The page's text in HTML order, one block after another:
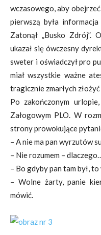
wczasowego, aby
pierwszą była
Zatonął „Busko Zdrój”.
ukazał się ówczesny
sweter i oświadczył pro
miał wszystkie ważne
tragicznie zmarłych
Po zakończonym
Załogowym PLO. W
strony prowokujące
– A nie ma pan wyrzutów
– Nie rozumem –
– Bo gdyby pan tam był,
– Wolne żarty, panie
mówić.